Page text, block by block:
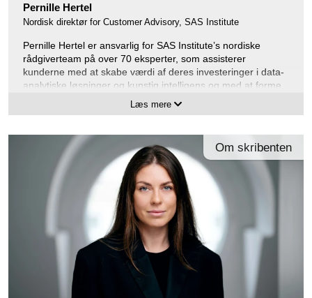
Pernille Hertel
Nordisk direktør for Customer Advisory, SAS Institute
Pernille Hertel er ansvarlig for SAS Institute’s nordiske
rådgiverteam på over 70 eksperter, som assisterer
kunderne med at skabe værdi af deres investeringer i data-
analytiske løsninger og kunstig intelligens og med at forme
den langsigtede teknologi-strategi.
diversitet og inklusion i it-virksomheder såvel som it-
løsninger.
Læs mere